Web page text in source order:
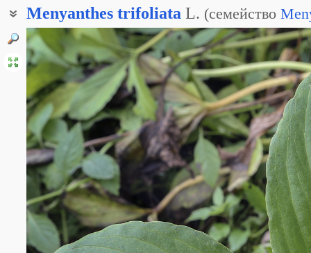
Menyanthes trifoliata L. (семейство